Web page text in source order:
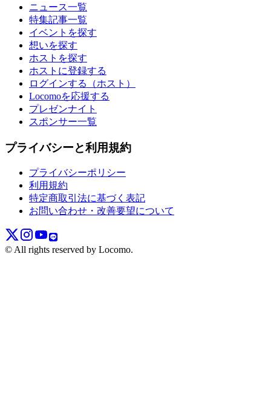
ニュース一覧
特集記事一覧
イベントを探す
想いを探す
ホストを探す
ホストに登録する
ログインする（ホスト）
Locomoを応援する
プレゼンナイト
スポンサー一覧
プライバシーと利用規約
プライバシーポリシー
利用規約
特定商取引法に基づく表記
お問い合わせ・改善要望について
© All rights reserved by Locomo.